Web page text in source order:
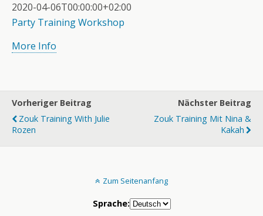
2020-04-06T00:00:00+02:00
Party TrainingWorkshop
More Info
Vorheriger Beitrag
Zouk Training With Julie
Rozen
Nächster Beitrag
Zouk Training Mit Nina &
Kakah
Zum Seitenanfang
Sprache: